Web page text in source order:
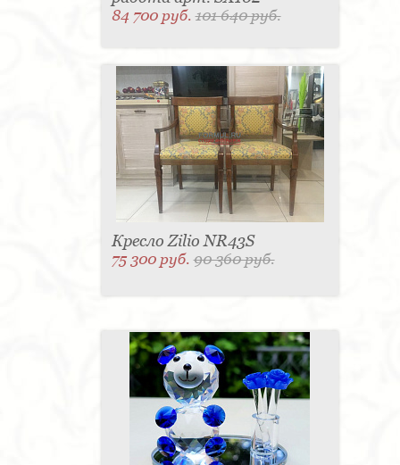
84 700 руб.101 640 руб.
Кресло Zilio NR43S
75 300 руб.90 360 руб.